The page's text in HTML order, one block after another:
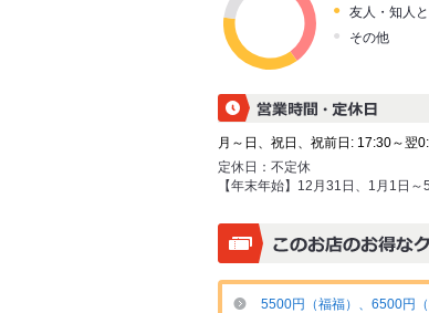
友人・知人と
その他
月～日、祝日、祝前日: 17:30～翌
定休日： 不定休
【年末年始】12月31日、1月1日～
5500円（福福）、6500円